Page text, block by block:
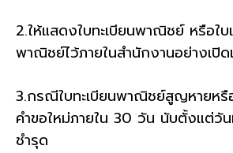
2.ให้แสดงใบทะเบียนพาณิชย์ หรือใบ
พาณิชย์ไว้ภายในสำนักงานอย่างเปิด
3.กรณีใบทะเบียนพาณิชย์สูญหายห
คำขอใหม่ภายใน 30 วัน นับตั้งแต่วั
ชำรุด